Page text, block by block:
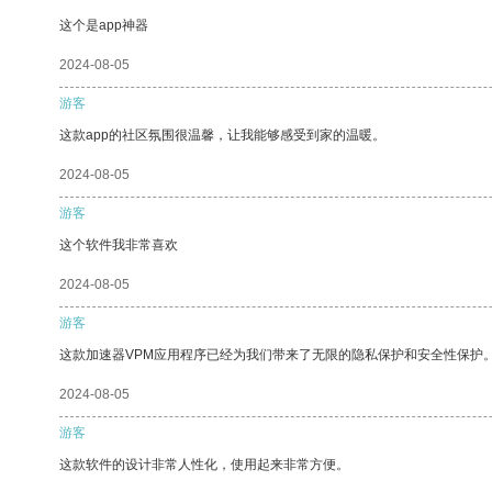
这个是app神器
2024-08-05
游客
这款app的社区氛围很温馨，让我能够感受到家的温暖。
2024-08-05
游客
这个软件我非常喜欢
2024-08-05
游客
这款加速器VPM应用程序已经为我们带来了无限的隐私保护和安全性保护
2024-08-05
游客
这款软件的设计非常人性化，使用起来非常方便。